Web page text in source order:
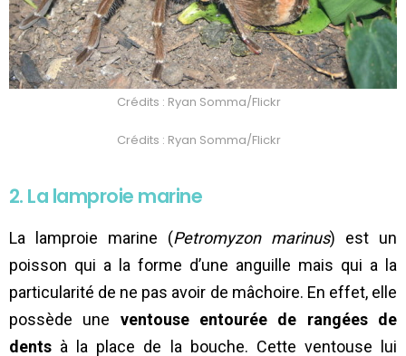
Crédits : Ryan Somma/Flickr
Crédits : Ryan Somma/Flickr
2. La lamproie marine
La lamproie marine (Petromyzon marinus) est un
poisson qui a la forme d’une anguille mais qui a la
particularité de ne pas avoir de mâchoire. En effet, elle
possède une ventouse entourée de rangées de
dents à la place de la bouche. Cette ventouse lui